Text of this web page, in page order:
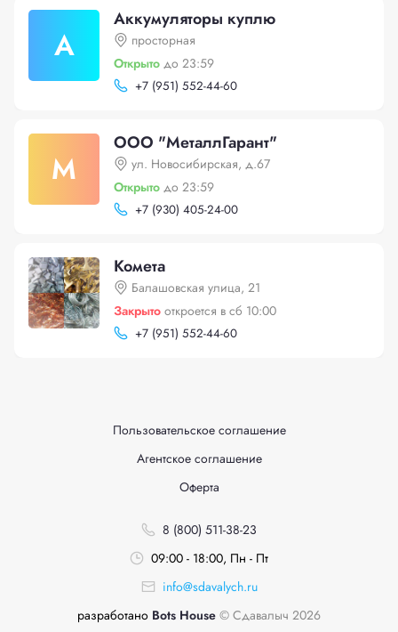
А
Аккумуляторы куплю
просторная
Открыто до 23:59
+7 (951) 552-44-60
М
ООО "МеталлГарант"
ул. Новосибирская, д.67
Открыто до 23:59
+7 (930) 405-24-00
Комета
Балашовская улица, 21
Закрыто откроется в сб 10:00
+7 (951) 552-44-60
Пользовательское соглашение
Агентское соглашение
Оферта
8 (800) 511-38-23
09:00 - 18:00, Пн - Пт
info@sdavalych.ru
разработано Bots House © Сдавалыч 2026